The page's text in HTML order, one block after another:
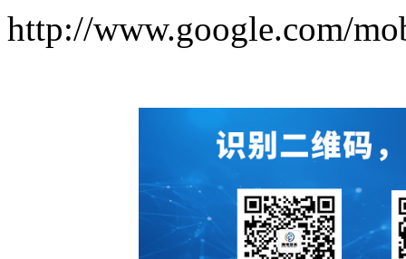
http://www.google.com/